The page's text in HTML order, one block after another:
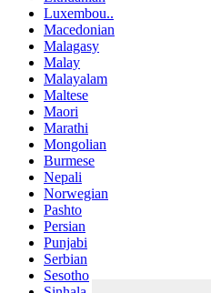
Luxembou..
Macedonian
Malagasy
Malay
Malayalam
Maltese
Maori
Marathi
Mongolian
Burmese
Nepali
Norwegian
Pashto
Persian
Punjabi
Serbian
Sesotho